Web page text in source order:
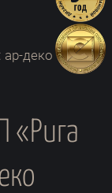
деко
«Рига